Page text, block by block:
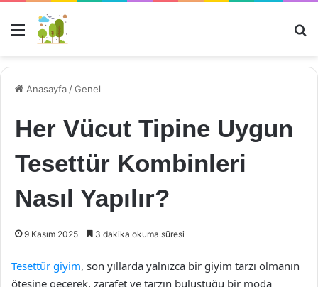
Menü
Anasayfa /Genel
Her Vücut Tipine Uygun
Tesettür Kombinleri
Nasıl Yapılır?
9 Kasım 2025 3 dakika okuma süresi
Tesettür giyim, son yıllarda yalnızca bir giyim tarzı olmanın
ötesine geçerek, zarafet ve tarzın buluştuğu bir moda